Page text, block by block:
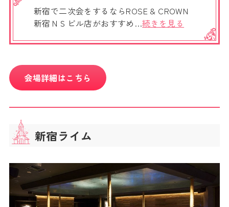
新宿で二次会をするならROSE & CROWN
新宿ＮＳビル店がおすすめ…続きを見る
会場詳細はこちら
新宿ライム